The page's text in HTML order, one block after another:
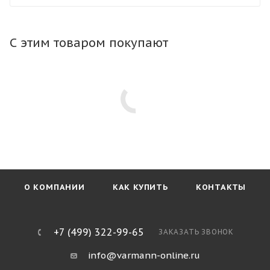
С этим товаром покупают
О КОМПАНИИ КАК КУПИТЬ КОНТАКТЫ
+7 (499) 322-99-65 ЗАКАЗАТЬ ЗВОНОК
info@varmann-online.ru